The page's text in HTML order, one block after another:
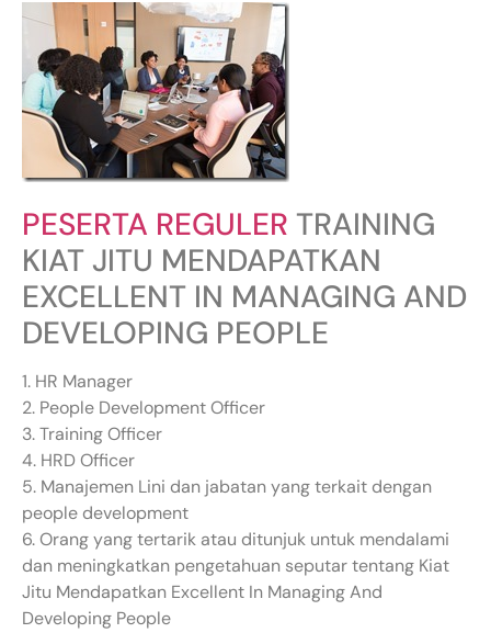
PESERTA REGULER TRAINING
KIAT JITU MENDAPATKAN
EXCELLENT IN MANAGING AND
DEVELOPING PEOPLE
1. HR Manager
2. People Development Officer
3. Training Officer
4. HRD Officer
5. Manajemen Lini dan jabatan yang terkait dengan
people development
6. Orang yang tertarik atau ditunjuk untuk mendalami
dan meningkatkan pengetahuan seputar tentang Kiat
Jitu Mendapatkan Excellent In Managing And
Developing People